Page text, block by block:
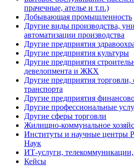
прачечные, ателье и т.п.)
Добывающая промышленность
Другие виды производства,
автоматизации производства
Другие предприятия
Другие предприятия культуры
Другие предприятия
девелопмента и ЖКХ
Другие предприятия торговли,
транспорта
Другие предприятия
Другие профессиональные
Другие сферы торговли
Жилищно-коммунальное
Институты и научные центры
Наук
ИТ-услуги, телекоммуникации,
Кейсы